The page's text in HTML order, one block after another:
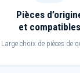
Pièces
et compatibles
Large choix de pièces de